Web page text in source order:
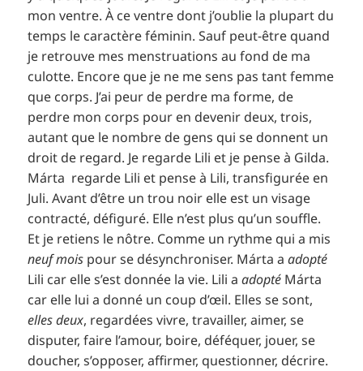
mon ventre. À ce ventre dont j’oublie la plupart du
temps le caractère féminin. Sauf peut-être quand
je retrouve mes menstruations au fond de ma
culotte. Encore que je ne me sens pas tant femme
que corps. J’ai peur de perdre ma forme, de
perdre mon corps pour en devenir deux, trois,
autant que le nombre de gens qui se donnent un
droit de regard. Je regarde Lili et je pense à Gilda.
Márta regarde Lili et pense à Lili, transfigurée en
Juli. Avant d’être un trou noir elle est un visage
contracté, défiguré. Elle n’est plus qu’un souffle.
Et je retiens le nôtre. Comme un rythme qui a mis
neuf mois pour se désynchroniser. Márta aadopté
Lili car elle s’est donnée la vie. Lili aadopté Márta
car elle lui a donné un coup d’œil. Elles se sont,
elles deux, regardées vivre, travailler, aimer, se
disputer, faire l’amour, boire, déféquer, jouer, se
doucher, s’opposer, affirmer, questionner, décrire.